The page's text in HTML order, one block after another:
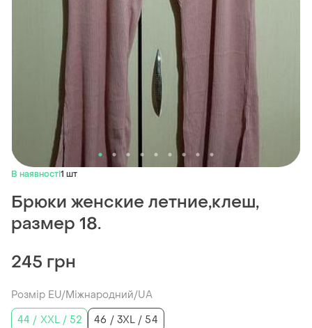
В наявності1 шт
Брюки женские летние,клеш,
размер 18.
245 грн
Розмір EU/Міжнародний/UA
44 / XXL / 52
46 / 3XL / 54